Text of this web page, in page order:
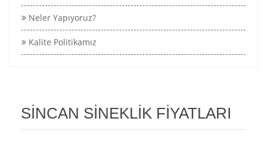
Neler Yapıyoruz?
Kalite Politikamız
SİNCAN SİNEKLİK FİYATLARI